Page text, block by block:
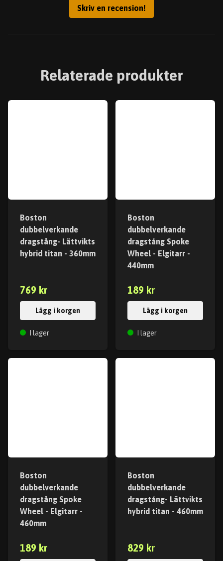
Skriv en recension!
Relaterade produkter
Boston
dubbelverkande
dragstång- Lättvikts
hybrid titan - 360mm
769 kr
Lägg i korgen
I lager
Boston
dubbelverkande
dragstång Spoke
Wheel - Elgitarr -
440mm
189 kr
Lägg i korgen
I lager
Boston
dubbelverkande
dragstång Spoke
Wheel - Elgitarr -
460mm
189 kr
Boston
dubbelverkande
dragstång- Lättvikts
hybrid titan - 460mm
829 kr